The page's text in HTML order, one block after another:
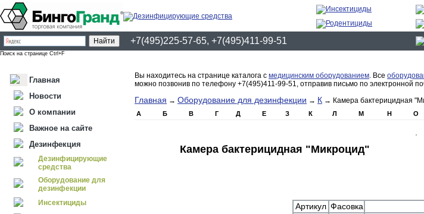
+7(495)225-57-65, +7(495)411-99-51
Поиск на странице Ctrl+F
Главная
Новости
О компании
Важное на сайте
Дезинфекция
Дезинфицирующие
средства
Оборудование для
дезинфекции
Инсектициды
Вы находитесь на странице каталога с медицинским оборудованием. Все
можно позвонив по телефону +7(495)411-99-51, отправив письмо по электронной
Главная → Оборудование для дезинфекции → К → Камера бактерицидная
А Б В Г Д Е З К Л М Н О
Камера бактерицидная "Микроцид"
Артикул Фасовка